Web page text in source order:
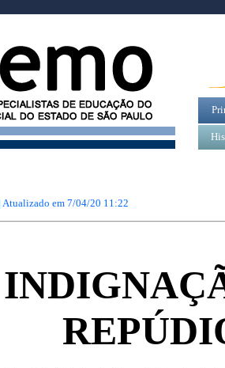
em 7/04/20 11:22